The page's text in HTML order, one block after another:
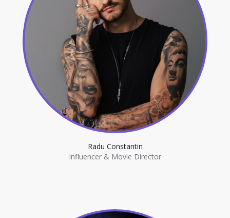
Radu Constantin
Influencer & Movie Director